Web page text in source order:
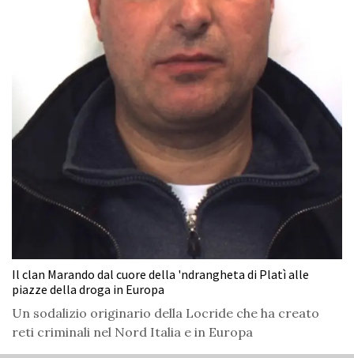
Il clan Marando dal cuore della 'ndrangheta di Platì alle
piazze della droga in Europa
Un sodalizio originario della Locride che ha creato
reti criminali nel Nord Italia e in Europa